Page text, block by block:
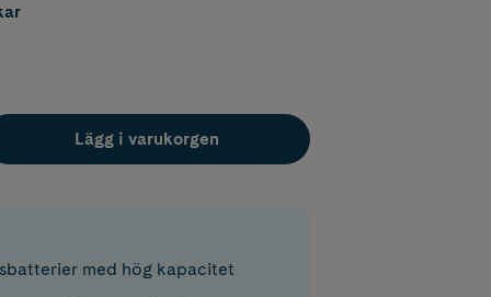
Lägg i varukorgen
med hög kapacitet